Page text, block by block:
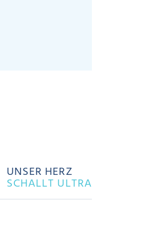
UNSER HERZ
SCHALLT ULTRA